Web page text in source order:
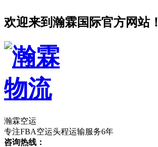
欢迎来到瀚霖国际官方网站！
瀚霖空运
专注FBA空运头程运输服务6年
咨询热线：